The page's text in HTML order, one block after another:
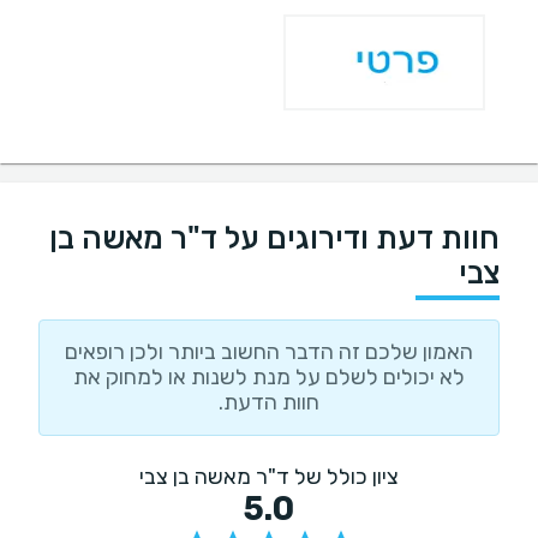
חוות דעת ודירוגים על ד"ר מאשה בן
צבי
האמון שלכם זה הדבר החשוב ביותר ולכן רופאים
לא יכולים לשלם על מנת לשנות או למחוק את
חוות הדעת.
ציון כולל של ד"ר מאשה בן צבי
5.0